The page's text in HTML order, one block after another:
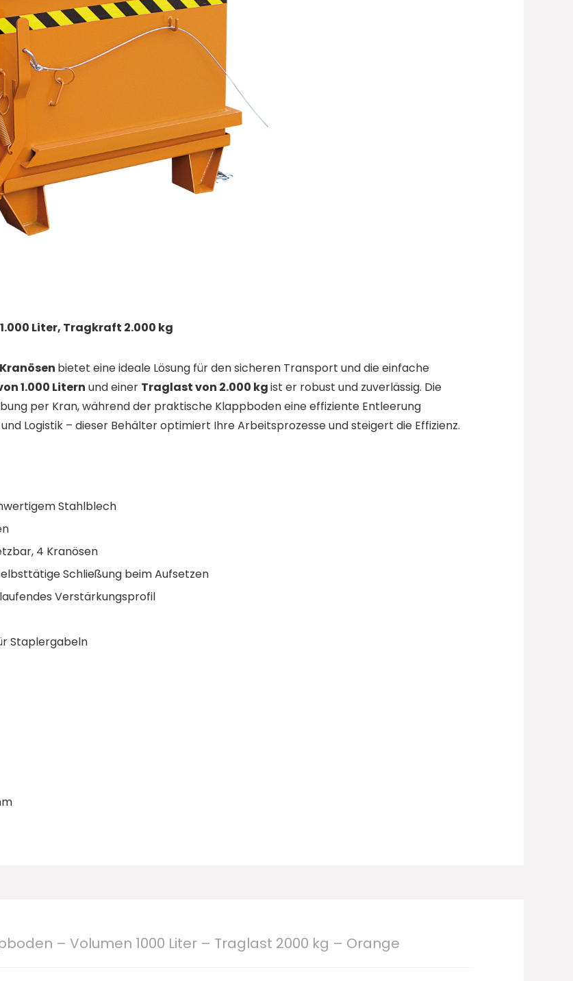
Liter, Tragkraft 2.000 kg
bietet eine ideale Lösung für den sicheren Transport und die einfache
1.000 Litern und einer Traglast von 2.000 kgist er robust und zuverlässig. Die
per Kran, während der praktische Klappboden eine effiziente Entleerung
Logistik – dieser Behälter optimiert Ihre Arbeitsprozesse und steigert die Effizienz.
Stahlblech
4 Kranösen
Schließung beim Aufsetzen
Verstärkungsprofil
Staplergabeln
– Volumen 1000 Liter – Traglast 2000 kg – Orange